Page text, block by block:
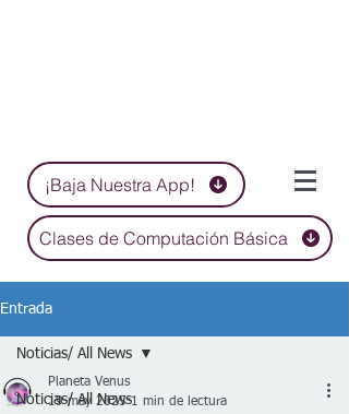
¡Baja Nuestra App!
Clases de Computación Básica
Entrada
Noticias/ All News
Noticias/ All News
Planeta Venus
19 may 2025 1 min de lectura